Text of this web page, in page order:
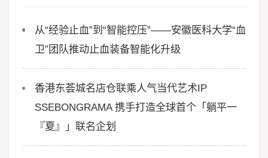
从“经验止血”到“智能控压”——安徽医科大学“血
卫”团队推动止血装备智能化升级
香港东荟城名店仓联乘人气当代艺术IP
SSEBONGRAMA 携手打造全球首个「躺平一
『夏』」联名企划